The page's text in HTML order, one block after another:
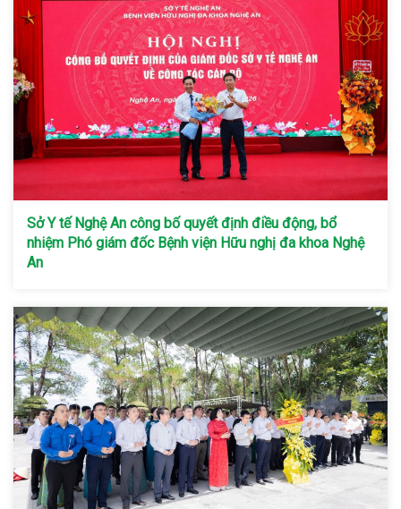
Sở Y tế Nghệ An công bố quyết định điều động, bổ
nhiệm Phó giám đốc Bệnh viện Hữu nghị đa khoa Nghệ
An